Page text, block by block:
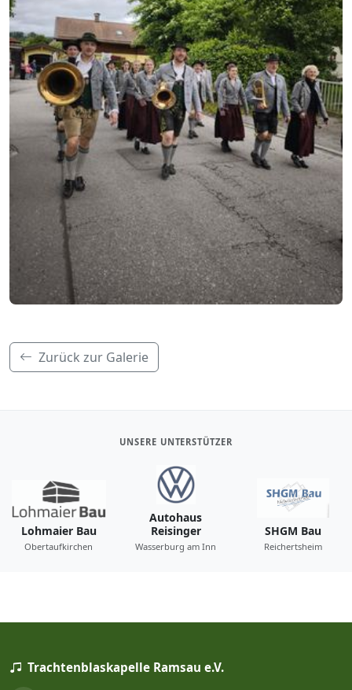
Zurück zur Galerie
UNSERE UNTERSTÜTZER
Lohmaier Bau
Obertaufkirchen
Autohaus
Reisinger
Wasserburg am Inn
SHGM Bau
Reichertsheim
Trachtenblaskapelle Ramsau e.V.